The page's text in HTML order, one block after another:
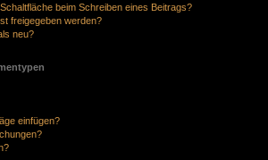
beim Schreiben eines Beitrags?
freigegeben werden?
neu?
einfügen?